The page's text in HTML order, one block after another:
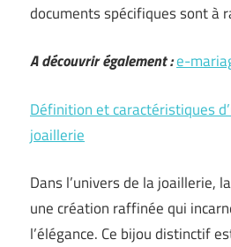
documents spécifiques sont à
A découvrir également :e-
Définition et caractéristiques
joaillerie
Dans l’univers de la joaillerie,
une création raffinée qui
l’élégance. Ce bijou distinctif